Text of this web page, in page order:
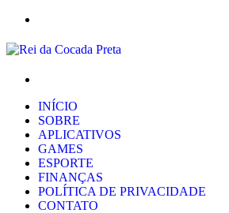
INÍCIO
SOBRE
APLICATIVOS
GAMES
ESPORTE
FINANÇAS
POLÍTICA DE PRIVACIDADE
CONTATO